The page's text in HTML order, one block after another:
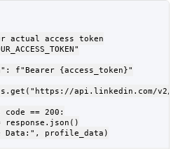
actual access token
f"Bearer {access_token}"
api.linkedin.com/v2/me",
== 200:
response.json()
Data:", profile_data)